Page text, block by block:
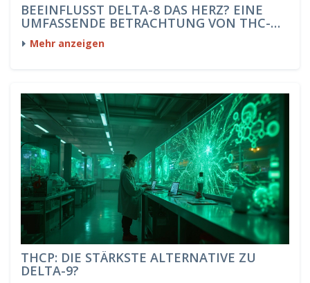
BEEINFLUSST DELTA-8 DAS HERZ? EINE
UMFASSENDE BETRACHTUNG VON THC-
GUMMIES
Mehr anzeigen
THCP: DIE STÄRKSTE ALTERNATIVE ZU
DELTA-9?